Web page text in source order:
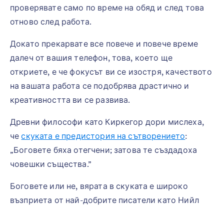
проверявате само по време на обяд и след това
отново след работа.
Докато прекарвате все повече и повече време
далеч от вашия телефон, това, което ще
откриете, е че фокусът ви се изостря, качеството
на вашата работа се подобрява драстично и
креативността ви се развива.
Древни философи като Киркегор дори мислеха,
ческуката е предистория на сътворението:
„Боговете бяха отегчени; затова те създадоха
човешки същества.”
Боговете или не, вярата в скуката е широко
възприета от най-добрите писатели като Нийл